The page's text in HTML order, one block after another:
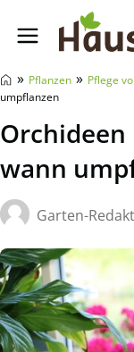
» Pflanzen » Pflege
umpflanzen
wann
Garten-